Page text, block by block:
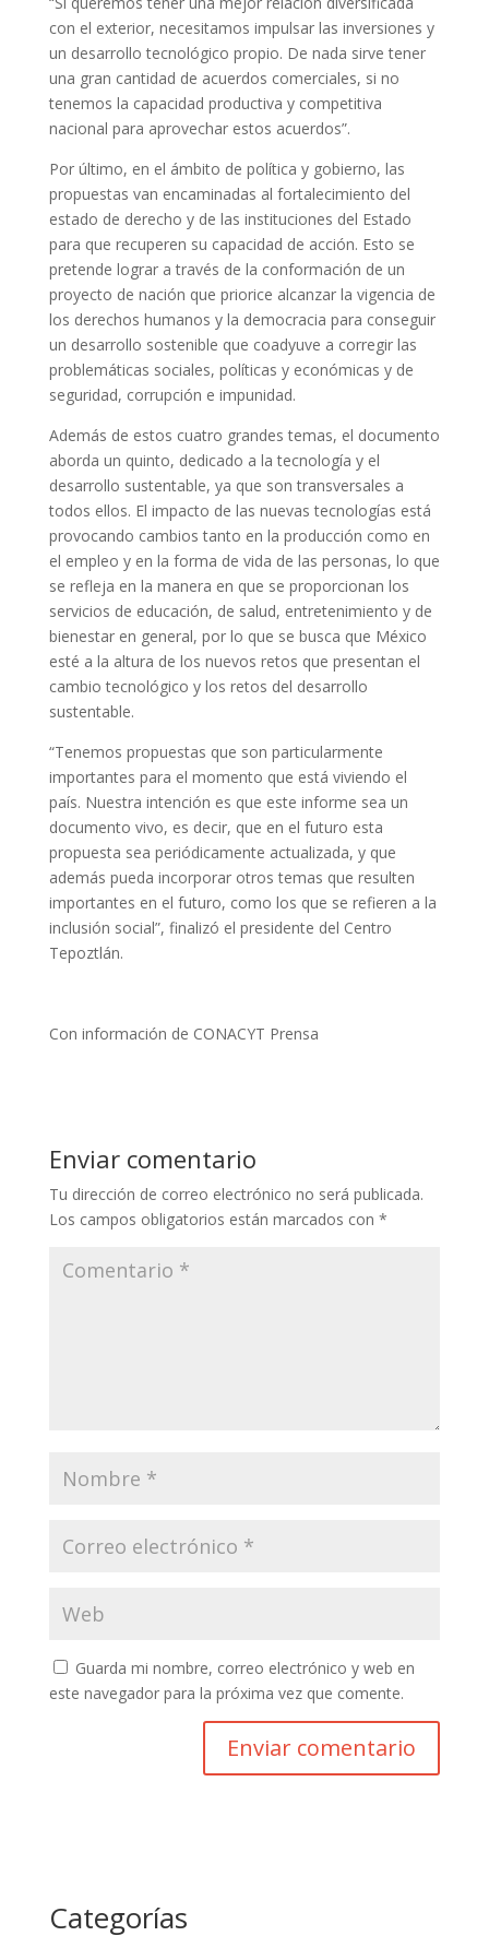
con el exterior, necesitamos impulsar las inversiones y
un desarrollo tecnológico propio. De nada sirve tener
una gran cantidad de acuerdos comerciales, si no
tenemos la capacidad productiva y competitiva
nacional para aprovechar estos acuerdos”.
Por último, en el ámbito de política y gobierno, las
propuestas van encaminadas al fortalecimiento del
estado de derecho y de las instituciones del Estado
para que recuperen su capacidad de acción. Esto se
pretende lograr a través de la conformación de un
proyecto de nación que priorice alcanzar la vigencia de
los derechos humanos y la democracia para conseguir
un desarrollo sostenible que coadyuve a corregir las
problemáticas sociales, políticas y económicas y de
seguridad, corrupción e impunidad.
Además de estos cuatro grandes temas, el documento
aborda un quinto, dedicado a la tecnología y el
desarrollo sustentable, ya que son transversales a
todos ellos. El impacto de las nuevas tecnologías está
provocando cambios tanto en la producción como en
el empleo y en la forma de vida de las personas, lo que
se refleja en la manera en que se proporcionan los
servicios de educación, de salud, entretenimiento y de
bienestar en general, por lo que se busca que México
esté a la altura de los nuevos retos que presentan el
cambio tecnológico y los retos del desarrollo
sustentable.
“Tenemos propuestas que son particularmente
importantes para el momento que está viviendo el
país. Nuestra intención es que este informe sea un
documento vivo, es decir, que en el futuro esta
propuesta sea periódicamente actualizada, y que
además pueda incorporar otros temas que resulten
importantes en el futuro, como los que se refieren a la
inclusión social”, finalizó el presidente del Centro
Tepoztlán.
Con información de CONACYT Prensa
Enviar comentario
Tu dirección de correo electrónico no será publicada.
Los campos obligatorios están marcados con *
Guarda mi nombre, correo electrónico y web en
este navegador para la próxima vez que comente.
Categorías